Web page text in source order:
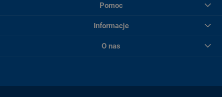
Pomoc
Informacje
O nas